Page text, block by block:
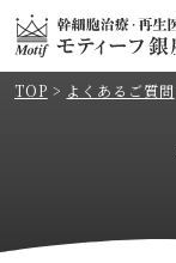
TOP > よくあるご質問